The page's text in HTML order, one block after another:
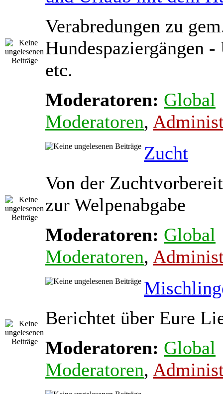
Verabredungen zu
Hundespaziergängen
etc.
Moderatoren: Global
Moderatoren,
Zucht
Von der
zur Welpenabgabe
Moderatoren: Global
Moderatoren,
Berichtet über Eure
Moderatoren: Global
Moderatoren,